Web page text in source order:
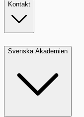
Kontakt
Svenska Akademien